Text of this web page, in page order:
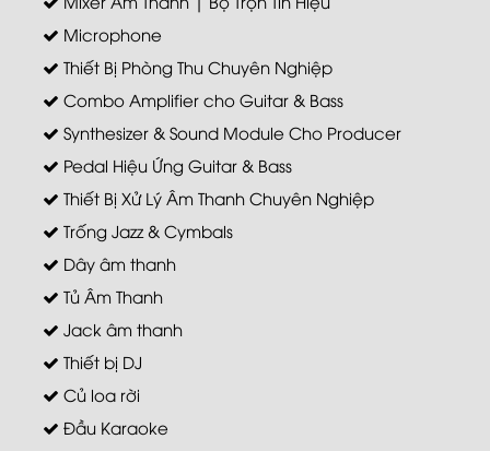
Microphone
Thiết Bị Phòng Thu Chuyên Nghiệp
Combo Amplifier cho Guitar & Bass
Synthesizer & Sound Module Cho Producer
Pedal Hiệu Ứng Guitar & Bass
Thiết Bị Xử Lý Âm Thanh Chuyên Nghiệp
Trống Jazz & Cymbals
Dây âm thanh
Tủ Âm Thanh
Jack âm thanh
Thiết bị DJ
Củ loa rời
Đầu Karaoke